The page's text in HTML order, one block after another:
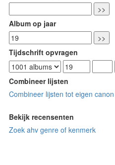
Album op jaar
Tijdschrift opvragen
Combineer lijsten
Combineer lijsten tot eigen canon
Bekijk recensenten
Zoek ahv genre of kenmerk